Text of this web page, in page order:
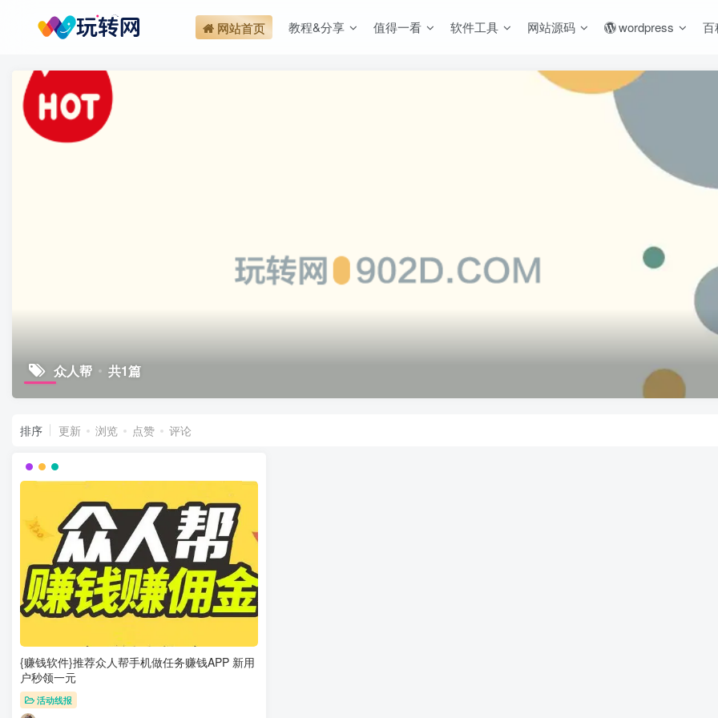
网站首页 教程&分享 值得一看 软件工具 网站源码 wordpress 百
众人帮 共1篇
排序 更新 浏览 点赞 评论
{赚钱软件}推荐众人帮手机做任务赚钱APP 新用
户秒领一元
活动线报